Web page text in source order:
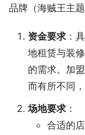
品牌（海贼王主
资金要求 ：
地租赁与装
的需求。加
而有所不同
场地要求 ：
合适的